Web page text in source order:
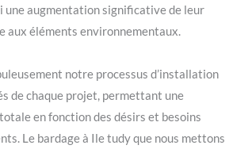
une augmentation significative de leur
aux éléments environnementaux.
notre processus d’installation
de chaque projet, permettant une
en fonction des désirs et besoins
Le bardage à Ile tudy que nous mettons